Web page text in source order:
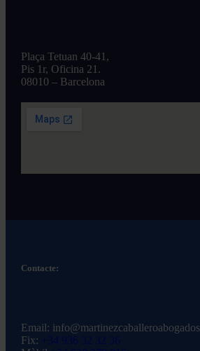
Plaça Tetuan 40-41,
Pis 1r, Oficina 21.
08010 – Barcelona
Contacte:
Email:
Fix: +34 936 32 32 36